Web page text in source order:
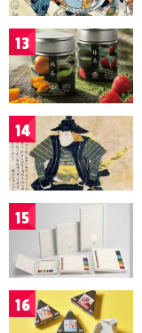
13
14
15
16